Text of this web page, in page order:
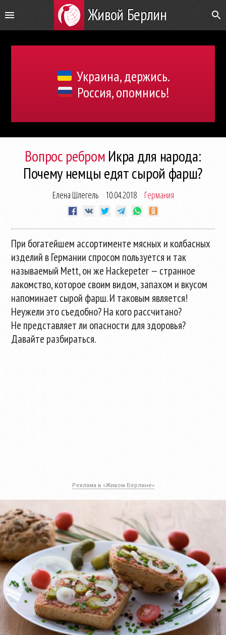
Живой Берлин
Украина, держись.
Россия, опомнись!
Вопрос ребром Икра для народа:
Почему немцы едят сырой фарш?
Елена Шлегель 10.04.2018 Германия
При богатейшем ассортименте мясных и колбасных
изделий в Германии спросом пользуется и так
называемый Mett, он же Hackepeter — странное
лакомство, которое своим видом, запахом и вкусом
напоминает сырой фарш. И таковым является!
Неужели это съедобно? На кого рассчитано?
Не представляет ли опасности для здоровья?
Давайте разбираться.
Реклама в «Живом Берлине»